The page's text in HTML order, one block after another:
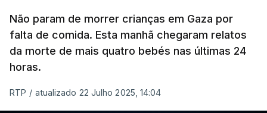
Não param de morrer crianças em Gaza por
falta de comida. Esta manhã chegaram relatos
da morte de mais quatro bebés nas últimas 24
horas.
RTP / atualizado 22 Julho 2025, 14:04